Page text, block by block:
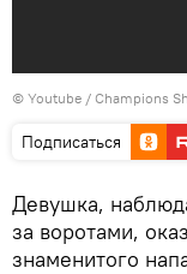
© Youtube / Champions
Подписаться
Девушка,
за воротами,
знаменитого